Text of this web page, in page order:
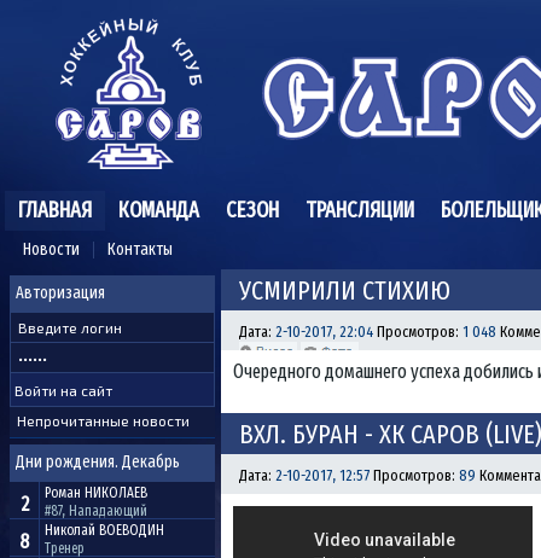
ГЛАВНАЯ
Новости Контакты
КОМАНДА СЕЗОН ТРАНСЛЯЦИИ
Авторизация
Непрочитанные новости
Дни рождения. Декабрь
2 Роман НИКОЛАЕВ
#87, Нападающий
8 Николай ВОЕВОДИН
Тренер
УСМИРИЛИ СТИХИЮ
Дата: 2-10-2017, 22:04 Просмотров: 1 048
Очередного домашнего успеха добились
ВХЛ. БУРАН - ХК САРОВ (LIVE)
Дата: 2-10-2017, 12:57 Просмотров: 89